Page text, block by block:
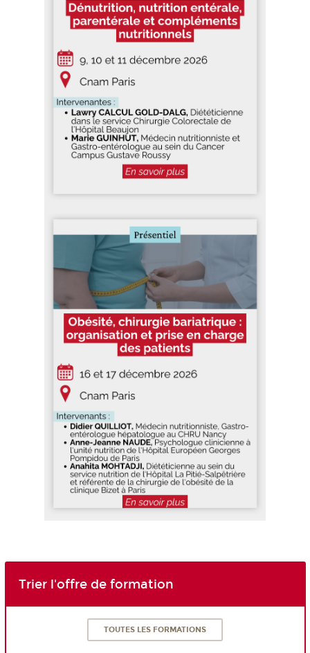
Trier l'offre de formation
TOUTES LES FORMATIONS